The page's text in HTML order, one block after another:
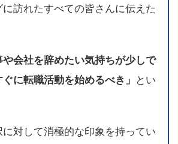
訪れたすべての皆さんに伝えた
や会社を辞めたい気持ちが少しで
に転職活動を始めるべき」 とい
対して消極的な印象を持ってい